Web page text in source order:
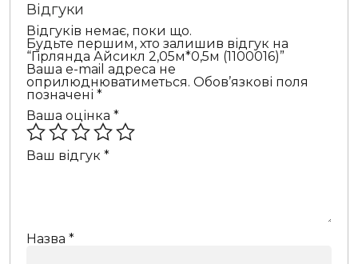
Відгуки
Відгуків немає, поки що.
Будьте першим, хто залишив відгук на
“Гірлянда Айсикл 2,05м*0,5м (1100016)”
Ваша e-mail адреса не
оприлюднюватиметься. Обов’язкові поля
позначені *
Ваша оцінка *
Ваш відгук *
Назва *